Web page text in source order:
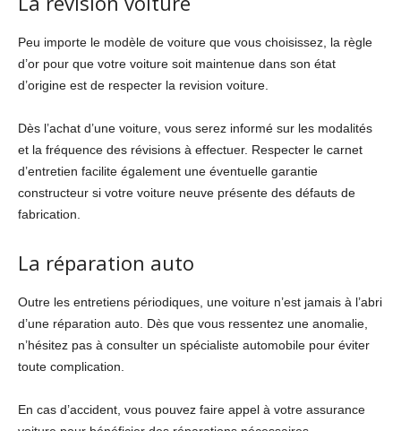
Peu importe le modèle de voiture que vous choisissez, la règle
d’or pour que votre voiture soit maintenue dans son état
d’origine est de respecter la revision voiture.
Dès l’achat d’une voiture, vous serez informé sur les modalités
et la fréquence des révisions à effectuer. Respecter le carnet
d’entretien facilite également une éventuelle garantie
constructeur si votre voiture neuve présente des défauts de
fabrication.
La réparation auto
Outre les entretiens périodiques, une voiture n’est jamais à l’abri
d’une réparation auto. Dès que vous ressentez une anomalie,
n’hésitez pas à consulter un spécialiste automobile pour éviter
toute complication.
En cas d’accident, vous pouvez faire appel à votre assurance